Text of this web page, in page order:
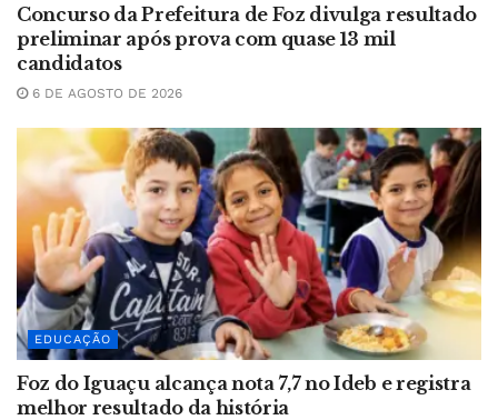
Concurso da Prefeitura de Foz divulga resultado
preliminar após prova com quase 13 mil
candidatos
6 DE AGOSTO DE 2026
EDUCAÇÃO
Foz do Iguaçu alcança nota 7,7 no Ideb e registra
melhor resultado da história